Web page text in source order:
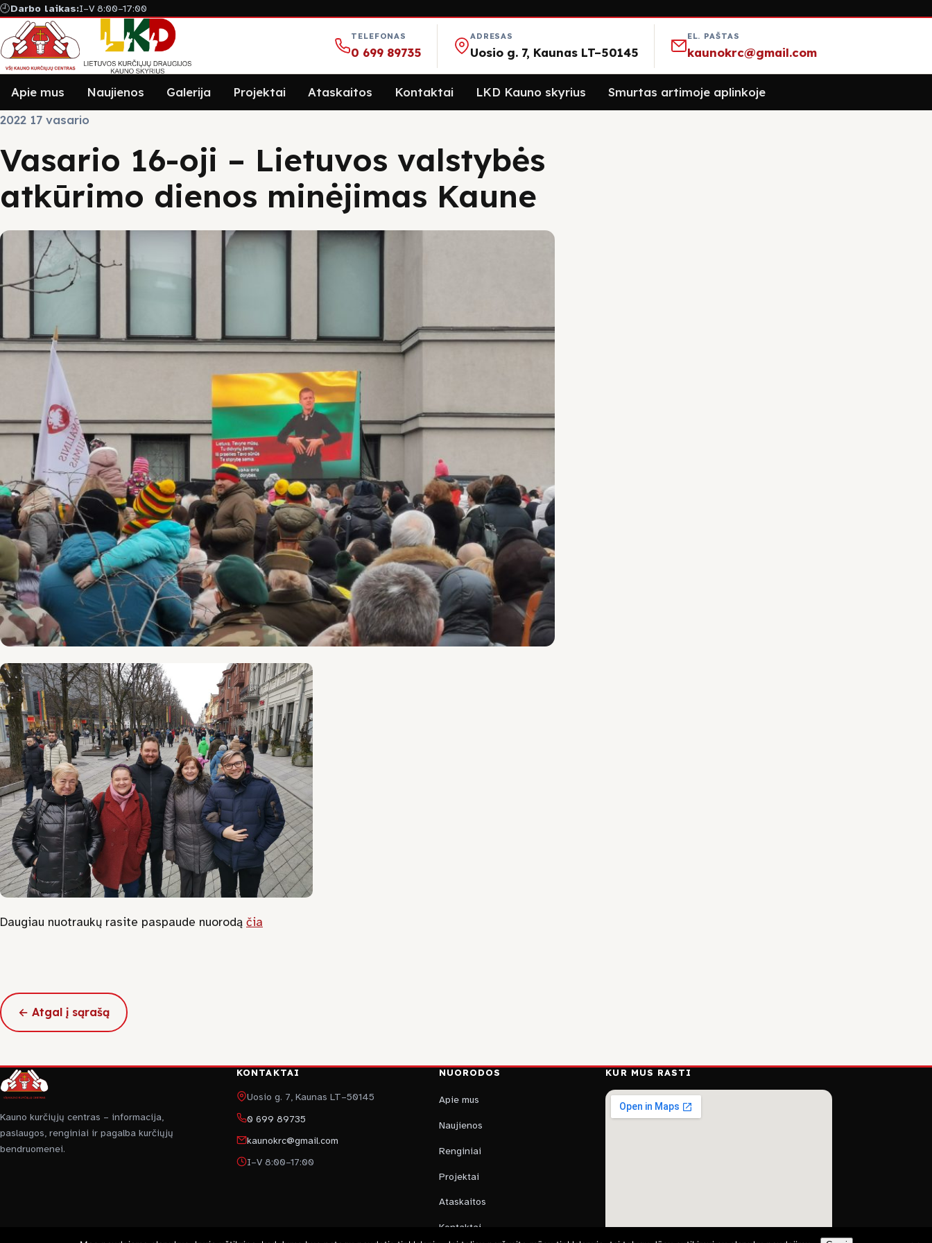
🕘Darbo laikas:I–V 8:00–17:00
TELEFONAS
0 699 89735
ADRESAS
Uosio g. 7, Kaunas LT–50145
EL. PAŠTAS
kaunokrc@gmail.com
Apie mus Naujienos Galerija Projektai Ataskaitos Kontaktai LKD Kauno skyrius
Smurtas artimoje aplinkoje
2022 17 vasario
Vasario 16-oji – Lietuvos valstybės
atkūrimo dienos minėjimas Kaune
Daugiau nuotraukų rasite paspaude nuorodą čia
← Atgal į sąrašą
Kauno kurčiųjų centras – informacija,
paslaugos, renginiai ir pagalba kurčiųjų
bendruomenei.
KONTAKTAI
Uosio g. 7, Kaunas LT–50145
0 699 89735
kaunokrc@gmail.com
I–V 8:00–17:00
NUORODOS
Apie mus
Naujienos
Renginiai
Projektai
Ataskaitos
Kontaktai
KUR MUS RASTI